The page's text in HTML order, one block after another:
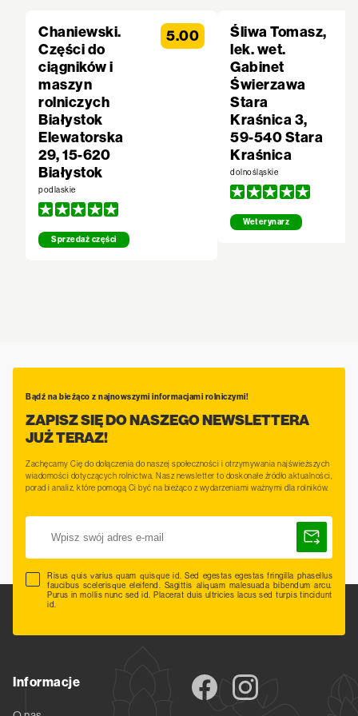
Chaniewski.
Części do
ciągników i
maszyn
rolniczych
Białystok
Elewatorska
29, 15-620
Białystok
podlaskie
Sprzedaż części
5.00
Śliwa Tomasz,
lek. wet.
Gabinet
Świerzawa
Stara
Kraśnica 3,
59-540 Stara
Kraśnica
dolnośląskie
Weterynarz
Bądź na bieżąco z najnowszymi informacjami rolniczymi!
ZAPISZ SIĘ DO NASZEGO NEWSLETTERA
JUŻ TERAZ!
Zachęcamy Cię do dołączenia do naszej społeczności i otrzymywania najświeższych
wiadomości dotyczących rolnictwa. Nasz newsletter to doskonałe źródło aktualności,
porad i analiz, które pomogą Ci być na bieżąco z wydarzeniami ważnymi dla rolników.
Risus quis varius quam quisque id. Sed egestas egestas fringilla phasellus
faucibus scelerisque eleifend. Sagittis aliquam malesuada bibendum arcu.
Purus in mollis nunc sed id. Placerat duis ultricies lacus sed turpis tincidunt
id.
Informacje